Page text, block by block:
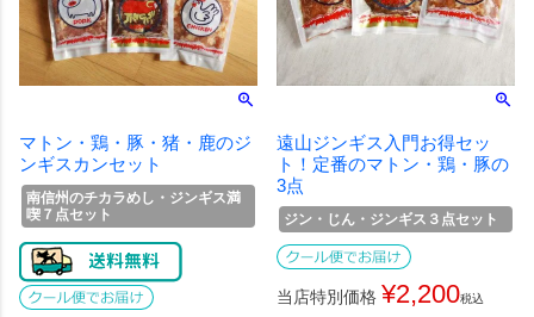
マトン・鶏・豚・猪・鹿のジ
ンギスカンセット
南信州のチカラめし・ジンギス満
喫７点セット
遠山ジンギス入門お得セッ
ト！定番のマトン・鶏・豚の
3点
ジン・じん・ジンギス３点セット
当店特別価格 ¥2,200税込